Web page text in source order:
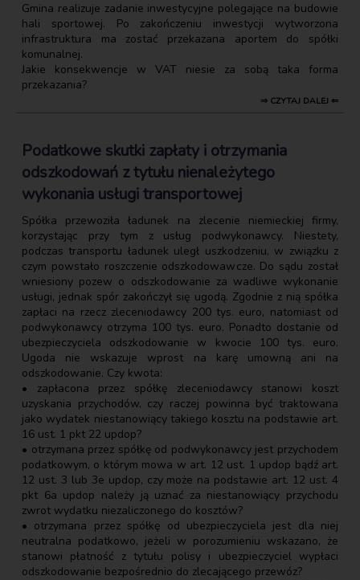
Gmina realizuje zadanie inwestycyjne polegające na budowie
hali sportowej. Po zakończeniu inwestycji wytworzona
infrastruktura ma zostać przekazana aportem do spółki
komunalnej.
Jakie konsekwencje w VAT niesie za sobą taka forma
przekazania?
⇒ CZYTAJ DALEJ ⇐
Podatkowe skutki zapłaty i otrzymania
odszkodowań z tytułu nienależytego
wykonania usługi transportowej
Spółka przewoziła ładunek na zlecenie niemieckiej firmy,
korzystając przy tym z usług podwykonawcy. Niestety,
podczas transportu ładunek uległ uszkodzeniu, w związku z
czym powstało roszczenie odszkodowawcze. Do sądu został
wniesiony pozew o odszkodowanie za wadliwe wykonanie
usługi, jednak spór zakończył się ugodą. Zgodnie z nią spółka
zapłaci na rzecz zleceniodawcy 200 tys. euro, natomiast od
podwykonawcy otrzyma 100 tys. euro. Ponadto dostanie od
ubezpieczyciela odszkodowanie w kwocie 100 tys. euro.
Ugoda nie wskazuje wprost na karę umowną ani na
odszkodowanie. Czy kwota:
• zapłacona przez spółkę zleceniodawcy stanowi koszt
uzyskania przychodów, czy raczej powinna być traktowana
jako wydatek niestanowiący takiego kosztu na podstawie art.
16 ust. 1 pkt 22 updop?
• otrzymana przez spółkę od podwykonawcy jest przychodem
podatkowym, o którym mowa w art. 12 ust. 1 updop bądź art.
12 ust. 3 lub 3e updop, czy może na podstawie art. 12 ust. 4
pkt 6a updop należy ją uznać za niestanowiący przychodu
zwrot wydatku niezaliczonego do kosztów?
• otrzymana przez spółkę od ubezpieczyciela jest dla niej
neutralna podatkowo, jeżeli w porozumieniu wskazano, że
stanowi płatność z tytułu polisy i ubezpieczyciel wypłaci
odszkodowanie bezpośrednio do zlecającego przewóz?